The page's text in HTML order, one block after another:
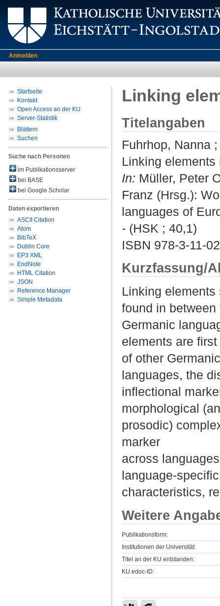
Anmelden
Startseite
Kontakt
Open Access an der KU
Server-Statistik
Blättern
Suchen
Suche nach Personen
im Publikationsserver
bei BASE
bei Google Scholar
Daten exportieren
ASCII Citation
Atom
BibTeX
Dublin Core
EP3 XML
EndNote
HTML Citation
JSON
Reference Manager
Simple Metadata
Linking
Titelangaben
Fuhrhop, Nanna
Linking elements
In: Müller, Peter
Franz (Hrsg.):
languages of
- (HSK ; 40,1)
ISBN 978-3-11-
Kurzfassung/
Linking elements
found in
Germanic
elements are
of other
languages, the
inflectional
morphological
prosodic)
marker
across
language-
characteristics,
Weitere
Publikationsform:
Institutionen der Universität:
Titel an der KU entstanden:
KU.edoc-ID: